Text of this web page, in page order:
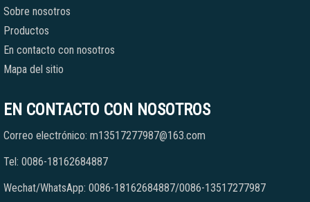
Sobre nosotros
Productos
En contacto con nosotros
Mapa del sitio
EN CONTACTO CON NOSOTROS
Correo electrónico: m13517277987@163.com
Tel: 0086-18162684887
Wechat/WhatsApp: 0086-18162684887/0086-13517277987